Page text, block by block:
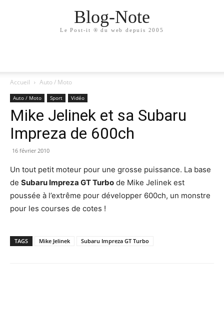
Blog-Note
Le Post-it ® du web depuis 2005
Accueil Auto / Moto
Auto / Moto Sport Vidéo
Mike Jelinek et sa Subaru
Impreza de 600ch
16 février 2010
Un tout petit moteur pour une grosse puissance. La base
de Subaru Impreza GT Turbo de Mike Jelinek est
poussée à l’extrême pour développer 600ch, un monstre
pour les courses de cotes !
TAGS Mike Jelinek Subaru Impreza GT Turbo